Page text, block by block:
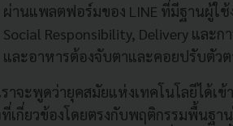
ผ่านแพลตฟอร์มของ LINE ที่มีฐานผู้ใ
Social Responsibility, Delivery และ
และอาหารต้องจับตาและคอยปรับตัวต
ราจะพูดว่ายุคสมัยแห่งเทคโนโลยีได้เ
ที่เกี่ยวข้องโดยตรงกับพฤติกรรมพื้นฐ